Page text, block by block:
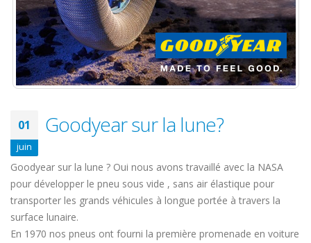
01
juin
Goodyear sur la lune?
Goodyear sur la lune ? Oui nous avons travaillé avec la NASA
pour développer le pneu sous vide , sans air élastique pour
transporter les grands véhicules à longue portée à travers la
surface lunaire.
En 1970 nos pneus ont fourni la première promenade en voiture